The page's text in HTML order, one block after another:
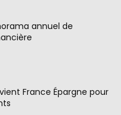
annuel de
France Épargne pour